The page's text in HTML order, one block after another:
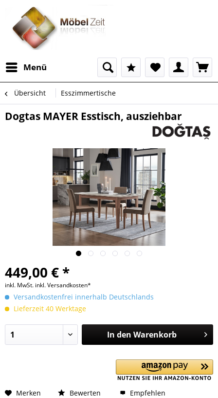
Menü
Übersicht Esszimmertische
Dogtas MAYER Esstisch, ausziehbar
449,00 € *
inkl. MwSt. inkl. Versandkosten*
Versandkostenfrei innerhalb Deutschlands
Lieferzeit 40 Werktage
In den Warenkorb
Merken Bewerten Empfehlen